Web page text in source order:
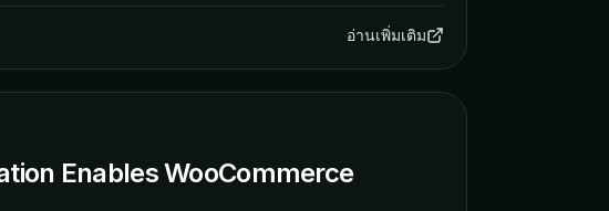
อ่านเพิ่มเติม
Enables WooCommerce